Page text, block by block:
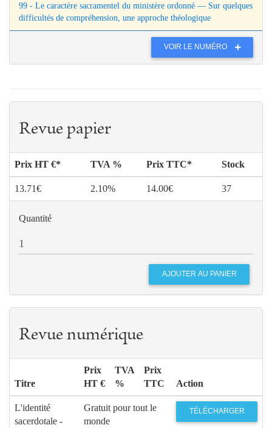
99 - Le caractère sacramentel du ministère ordonné — Sur quelques
difficultés de compréhension, une approche théologique
VOIR LE NUMÉRO
Revue papier
Prix HT €* TVA % Prix TTC* Stock
13.71€ 2.10% 14.00€ 37
Quantité
Revue numérique
Titre
Prix
HT €
TVA
%
Prix
TTC
Action
L'identité
sacerdotale -
Gratuit pour tout le
monde
TÉLÉCHARGER